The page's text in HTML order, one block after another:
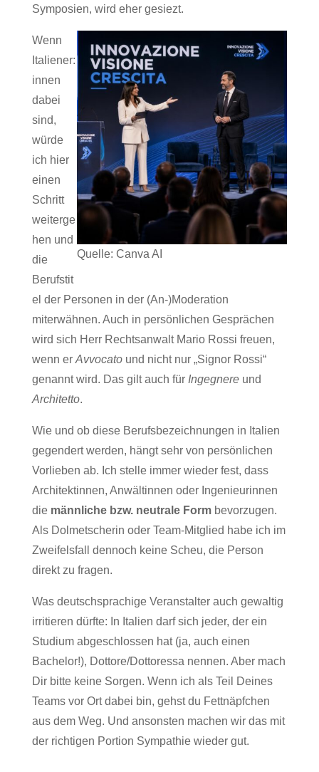
Symposien, wird eher gesiezt.
Quelle: Canva AI
Wenn
Italiener:
innen
dabei
sind,
würde
ich hier
einen
Schritt
weiterge
hen und
die
Berufstit
el der Personen in der (An-)Moderation
miterwähnen. Auch in persönlichen Gesprächen
wird sich Herr Rechtsanwalt Mario Rossi freuen,
wenn er Avvocatound nicht nur „Signor Rossi“
genannt wird. Das gilt auch für Ingegnereund
Architetto.
Wie und ob diese Berufsbezeichnungen in Italien
gegendert werden, hängt sehr von persönlichen
Vorlieben ab. Ich stelle immer wieder fest, dass
Architektinnen, Anwältinnen oder Ingenieurinnen
die männliche bzw. neutrale Formbevorzugen.
Als Dolmetscherin oder Team-Mitglied habe ich im
Zweifelsfall dennoch keine Scheu, die Person
direkt zu fragen.
Was deutschsprachige Veranstalter auch gewaltig
irritieren dürfte: In Italien darf sich jeder, der ein
Studium abgeschlossen hat (ja, auch einen
Bachelor!), Dottore/Dottoressa nennen. Aber mach
Dir bitte keine Sorgen. Wenn ich als Teil Deines
Teams vor Ort dabei bin, gehst du Fettnäpfchen
aus dem Weg. Und ansonsten machen wir das mit
der richtigen Portion Sympathie wieder gut.